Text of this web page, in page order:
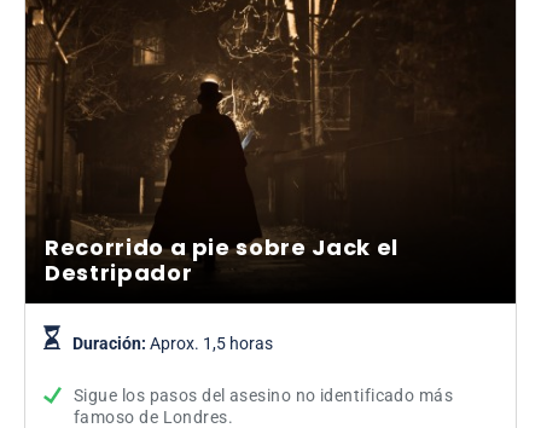
Recorrido a pie sobre Jack el
Destripador
Duración: Aprox. 1,5 horas
Sigue los pasos del asesino no identificado más
famoso de Londres.